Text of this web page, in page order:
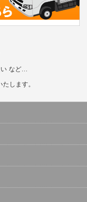
い など…
します。